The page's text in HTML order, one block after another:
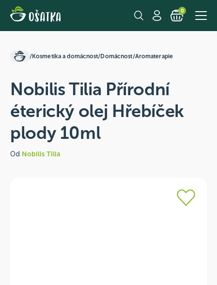
0
/Kosmetika a domácnost/Domácnost/Aromaterapie
Nobilis Tilia Přírodní
éterický olej Hřebíček
plody 10ml
Od Nobilis Tilia